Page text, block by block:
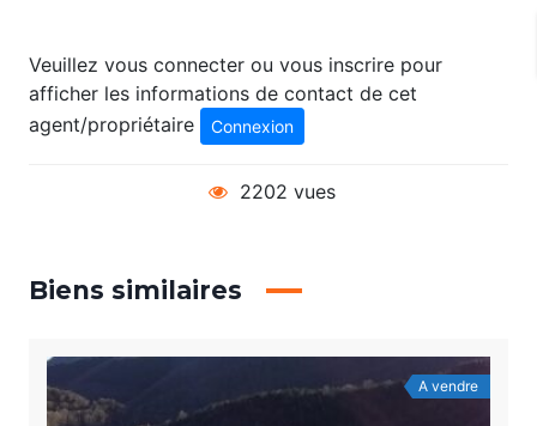
Veuillez vous connecter ou vous inscrire pour
afficher les informations de contact de cet
agent/propriétaire
Connexion
2202 vues
Biens similaires
A vendre